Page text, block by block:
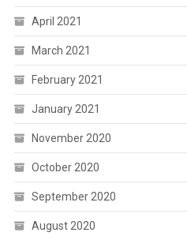
April 2021
March 2021
February 2021
January 2021
November 2020
October 2020
September 2020
August 2020